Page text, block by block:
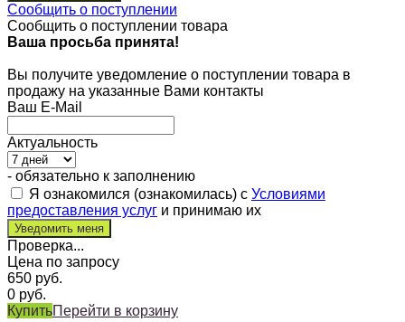
Сообщить о поступлении
Сообщить о поступлении товара
Ваша просьба принята!
Вы получите уведомление о поступлении товара в
продажу на указанные Вами контакты
Ваш E-Mail
Актуальность
- обязательно к заполнению
Я ознакомился (ознакомилась) с Условиями
предоставления услуг и принимаю их
Проверка...
Цена по запросу
650 руб.
0 руб.
КупитьПерейти в корзину